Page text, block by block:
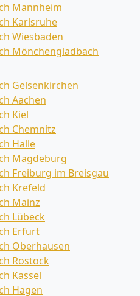
Mannheim
Karlsruhe
Wiesbaden
Mönchen­gladbach
Gelsenkirchen
Aachen
Kiel
Chemnitz
Halle
Magdeburg
Freiburg im Breisgau
Krefeld
Mainz
Lübeck
Erfurt
Oberhausen
Rostock
Kassel
Hagen